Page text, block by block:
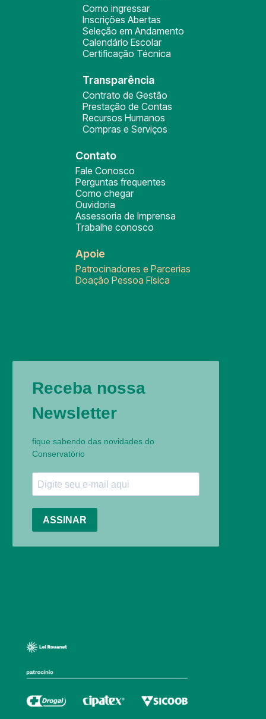
Como ingressar
Inscrições Abertas
Seleção em Andamento
Calendário Escolar
Certificação Técnica
Transparência
Contrato de Gestão
Prestação de Contas
Recursos Humanos
Compras e Serviços
Contato
Fale Conosco
Perguntas frequentes
Como chegar
Ouvidoria
Assessoria de Imprensa
Trabalhe conosco
Apoie
Patrocinadores e Parcerias
Doação Pessoa Física